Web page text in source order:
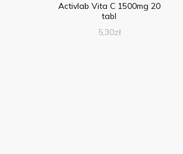
Activlab Vita C 1500mg 20
tabl
5,30zł